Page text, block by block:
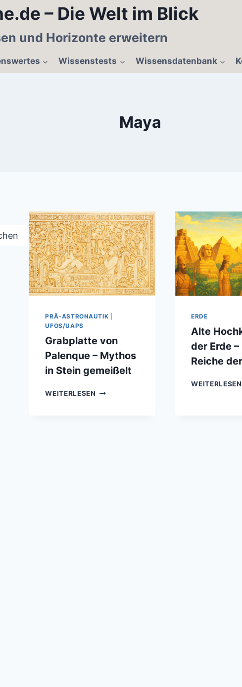
– Die Welt im Blick
und Horizonte erweitern
Wissenstests Wissensdatenbank
Maya
PRÄ-ASTRONAUTIK
UFOS/UAPS
Grabplatte von
Palenque – Mythos
in Stein gemeißelt
WEITERLESEN GRABPLATTE
ERDE
Alte
der Erde –
Reiche
WEITERLESEN